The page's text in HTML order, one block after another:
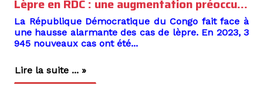
Lèpre en RDC : une augmentation préoccupante
La République Démocratique du Congo fait face à
une hausse alarmante des cas de lèpre. En 2023, 3
945 nouveaux cas ont été...
Lire la suite ... »